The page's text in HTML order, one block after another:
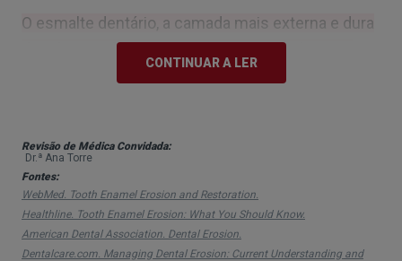
O esmalte dentário, a camada mais externa e dura
dos dentes, é, assim, danificado gradualmente,
mas, normalmente, incluem:
Sensibilidade dentáriaem relação a alimentos e
bebidas frias, quentes, ácidas e condimentadas;
Fraturas e lascas;
CONTINUAR A LER
Revisão de Médica Convidada:
Dr.ª Ana Torre
Fontes:
WebMed. Tooth Enamel Erosion and Restoration.
Healthline. Tooth Enamel Erosion: What You Should Know.
American Dental Association. Dental Erosion.
Dentalcare.com. Managing Dental Erosion: Current Understanding and